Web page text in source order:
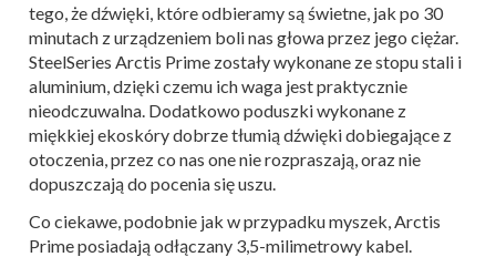
tego, że dźwięki, które odbieramy są świetne, jak po 30
minutach z urządzeniem boli nas głowa przez jego ciężar.
SteelSeries Arctis Prime zostały wykonane ze stopu stali i
aluminium, dzięki czemu ich waga jest praktycznie
nieodczuwalna. Dodatkowo poduszki wykonane z
miękkiej ekoskóry dobrze tłumią dźwięki dobiegające z
otoczenia, przez co nas one nie rozpraszają, oraz nie
dopuszczają do pocenia się uszu.
Co ciekawe, podobnie jak w przypadku myszek, Arctis
Prime posiadają odłączany 3,5-milimetrowy kabel.